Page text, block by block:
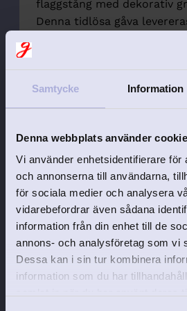
Samtycke Information
Denna webbplats använder
Vi använder enhetsidentifierare för
och annonserna till användarna,
för sociala medier och analysera
vidarebefordrar även sådana
information från din enhet till de
annons- och analysföretag som vi
Dessa kan i sin tur kombinera
information som du har
flaggstång med dekorativ
Denna tidlösa gåva
platt presentkartong och
presentpåse för att göra
speciell. Med förtryckta
texten "Vi flaggar för" kan
till kostnadsfri
inredningsdetalj som följer
livet och blir en del av varje
födelsedagsfirande. Den
varje år för att fira och
namngivningsdagen.
Ge en personlig och
namngivningsgåva med vår
är inte bara en vacker
rum, utan också en
namngivningen och de